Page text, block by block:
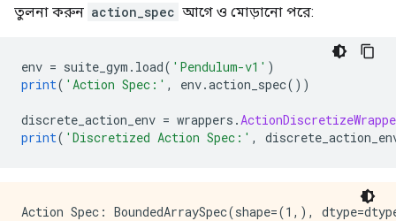
তুলনা করুন action_spec আগে ও মোড়ানো পরে:
env = suite_gym . load( 'Pendulum-v1' )
print( 'Action Spec:' , env.action_spec())
discrete_action_env = wrappers .
print( 'Discretized Action Spec:' ,
Action Spec: BoundedArraySpec(shape=(1,),